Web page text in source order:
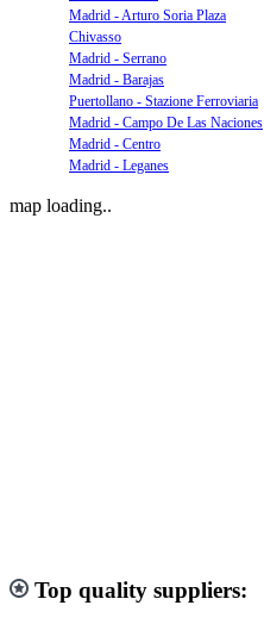
Madrid - Arturo Soria Plaza
Chivasso
Madrid - Serrano
Madrid - Barajas
Puertollano - Stazione Ferroviaria
Madrid - Campo De Las Naciones
Madrid - Centro
Madrid - Leganes
map loading..
Top quality suppliers: